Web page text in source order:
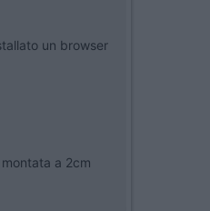
un browser
a 2cm